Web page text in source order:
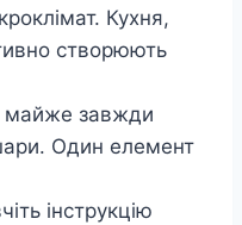
Кухня,
створюють
майже завжди
Один елемент
інструкцію